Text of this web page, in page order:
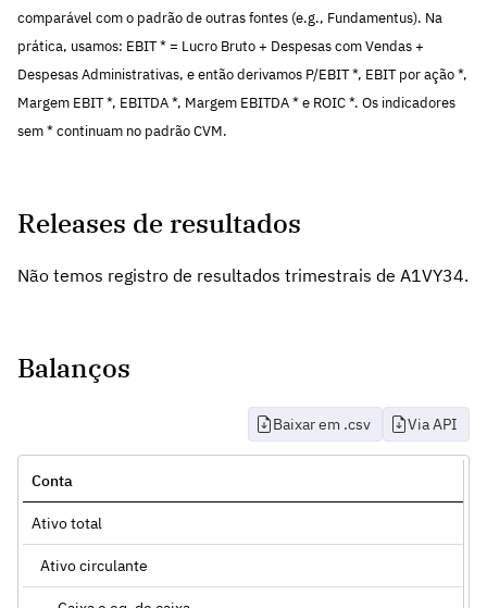
comparável com o padrão de outras fontes (e.g., Fundamentus). Na
prática, usamos: EBIT * = Lucro Bruto + Despesas com Vendas +
Despesas Administrativas, e então derivamos P/EBIT *, EBIT por ação *,
Margem EBIT *, EBITDA *, Margem EBITDA * e ROIC *. Os indicadores
sem * continuam no padrão CVM.
Releases de resultados
Não temos registro de resultados trimestrais de A1VY34.
Balanços
Baixar em .csv Via API
Conta
Ativo total
Ativo circulante